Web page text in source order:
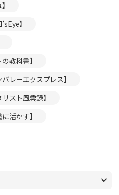
】
教科書】
レーエクスプレス】
スト風雲録】
活かす】